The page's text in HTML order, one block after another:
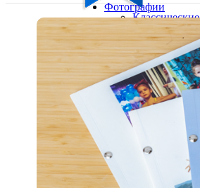
Ваш город:
Ваш регион доставки
Выберите из списка:
Фотографии
Классические
фото
10х10
10х15
13х18
15х15
15х20
20х20
20х30
30х30
30х40